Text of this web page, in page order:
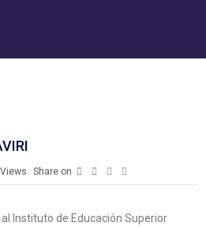
Views Share on
al Instituto de Educación Superior